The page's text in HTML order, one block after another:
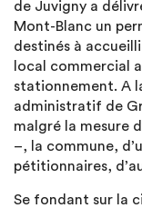
de Juvigny a
Mont-Blanc un
destinés à
local commercial
stationnement. A
administratif de
malgré la mesure
–, la commune,
pétitionnaires,
Se fondant sur la